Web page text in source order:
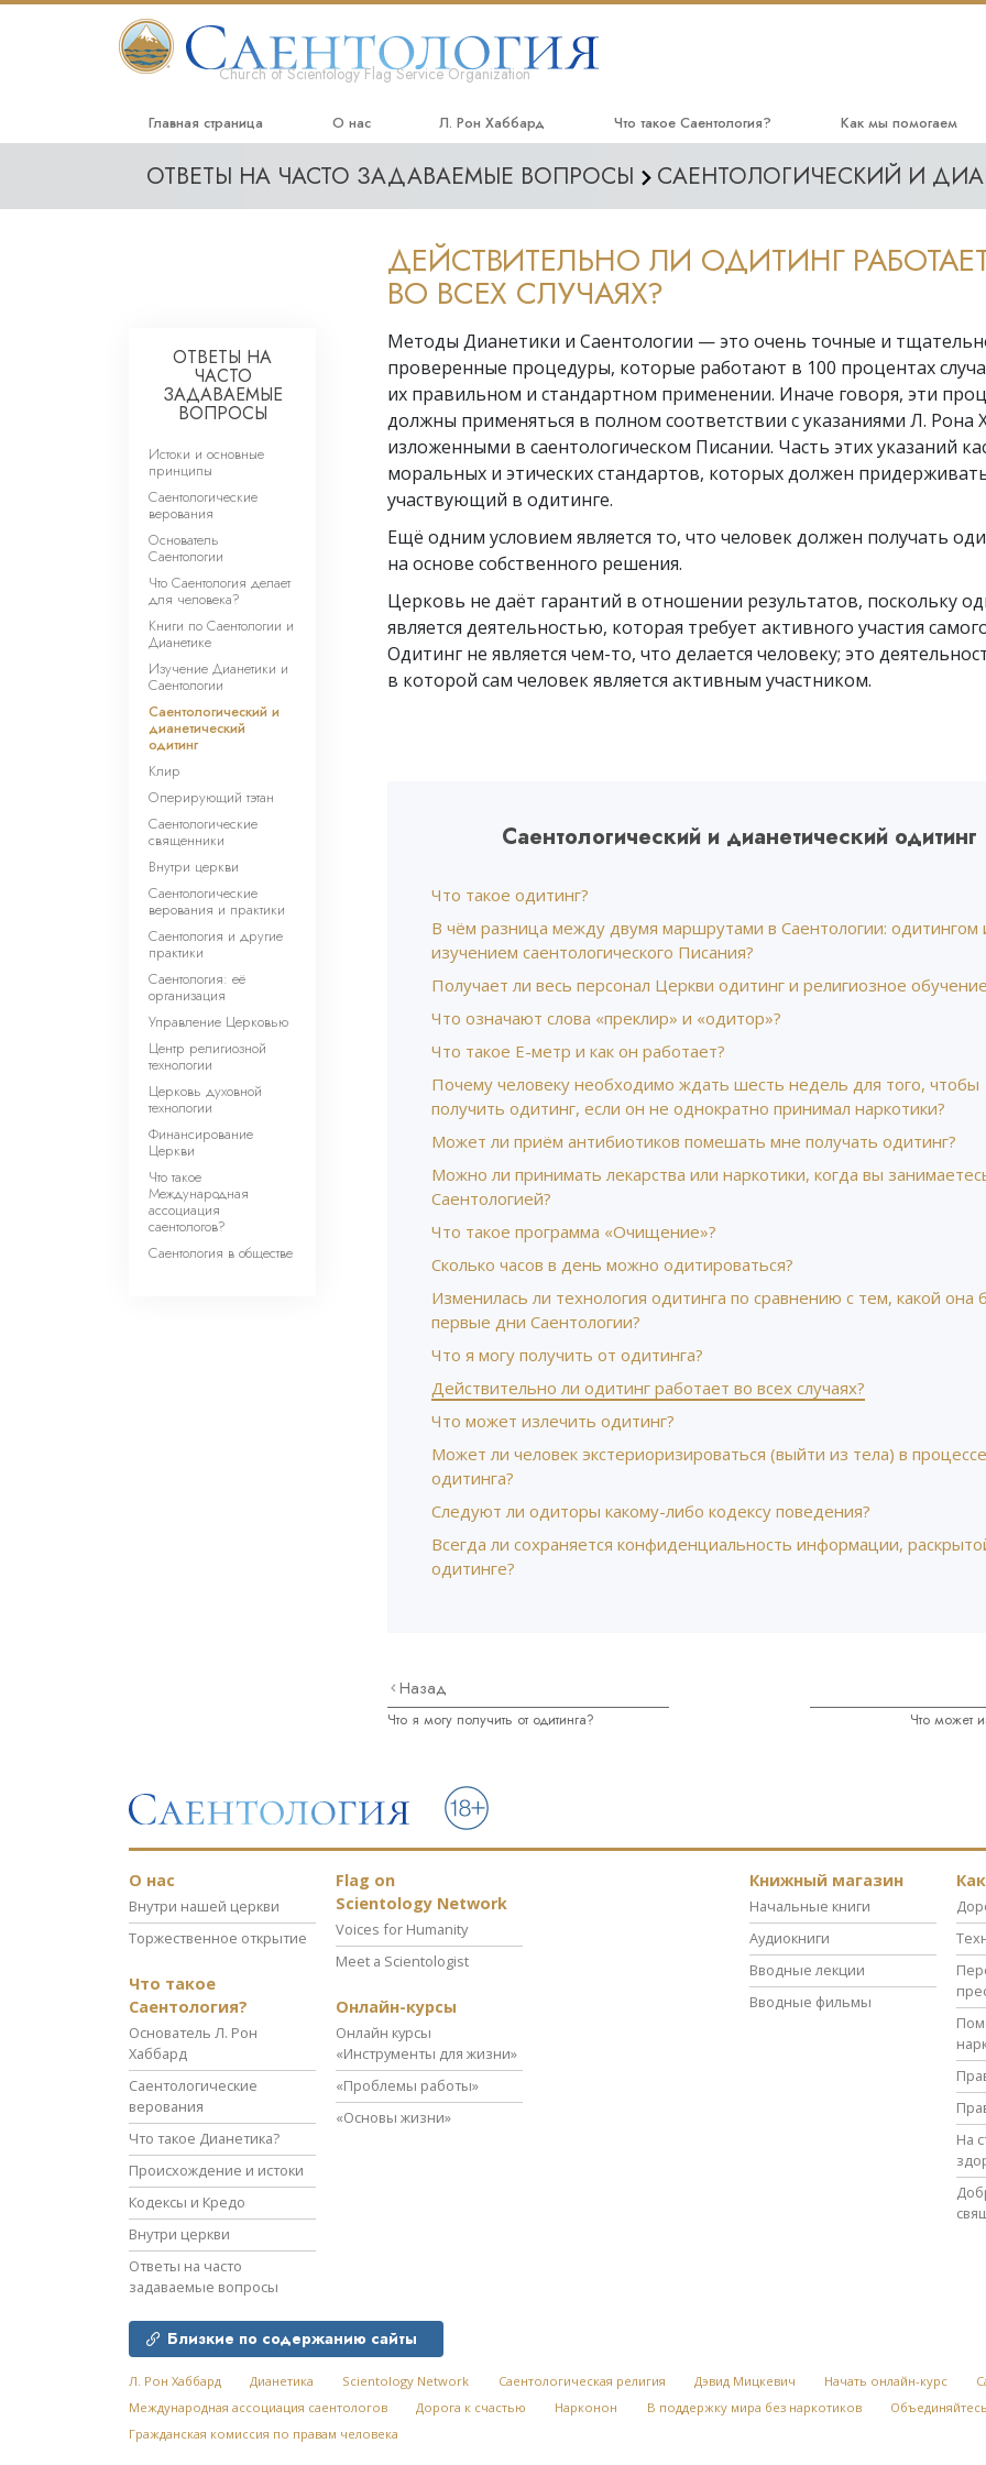
Church of Scientology Flag Service Organization
Главная страница О нас Л. Рон Хаббард Что такое Саентология?
Верования и практики
Что саентологи говорят о
Саентологии
Внутри церкви
Основные принципы Саентологии
Введение в Дианетику
Любовь и ненависть.
Что такое величие?
Как мы помогаем
Дорога к счастью
Криминон
Правда о наркотиках
Объединяйтесь за
Гражданская
Cаентологические
cвященники
ОТВЕТЫ НА ЧАСТО ЗАДАВАЕМЫЕ ВОПРОСЫ САЕНТОЛОГИЧЕСКИЙ И
ДЕЙСТВИТЕЛЬНО ЛИ ОДИТИНГ
ВО ВСЕХ СЛУЧАЯХ?
Методы Дианетики и Саентологии — это очень точные и
проверенные процедуры, которые работают в 100 процентах
их правильном и стандартном применении. Иначе говоря, эти
должны применяться в полном соответствии с указаниями Л. Рона
изложенными в саентологическом Писании. Часть этих указаний
моральных и этических стандартов, которых должен
участвующий в одитинге.
Ещё одним условием является то, что человек должен получать
на основе собственного решения.
Церковь не даёт гарантий в отношении результатов, поскольку
является деятельностью, которая требует активного участия
Одитинг не является чем-то, что делается человеку; это
в которой сам человек является активным участником.
Саентологический и дианетический одитинг
Что такое одитинг?
В чём разница между двумя маршрутами в Саентологии: одитингом
изучением саентологического Писания?
Получает ли весь персонал Церкви одитинг и религиозное
Что означают слова «преклир» и «одитор»?
Что такое Е-метр и как он работает?
Почему человеку необходимо ждать шесть недель для того, чтобы
получить одитинг, если он не однократно принимал наркотики?
Может ли приём антибиотиков помешать мне получать одитинг?
Можно ли принимать лекарства или наркотики, когда вы
Саентологией?
Что такое программа «Очищение»?
Сколько часов в день можно одитироваться?
Изменилась ли технология одитинга по сравнению с тем, какой она
первые дни Саентологии?
Что я могу получить от одитинга?
Действительно ли одитинг работает во всех случаях?
Что может излечить одитинг?
Может ли человек экстериоризироваться (выйти из тела) в процессе
одитинга?
Следуют ли одиторы какому-либо кодексу поведения?
Всегда ли сохраняется конфиденциальность информации,
одитинге?
Назад
Что я могу получить от одитинга? Что может
ОТВЕТЫ НА
ЧАСТО
ЗАДАВАЕМЫЕ
ВОПРОСЫ
Истоки и основные
принципы
Саентологические
верования
Основатель
Саентологии
Что Саентология делает
для человека?
Книги по Саентологии и
Дианетике
Изучение Дианетики и
Саентологии
Саентологический и
дианетический
одитинг
Клир
Оперирующий тэтан
Саентологические
священники
Внутри церкви
Саентологические
верования и практики
Саентология и другие
практики
Саентология: её
организация
Управление Церковью
Центр религиозной
технологии
Церковь духовной
технологии
Финансирование
Церкви
Что такое
Международная
ассоциация
саентологов?
Саентология в обществе
О нас
Внутри нашей церкви
Торжественное открытие
Что такое
Саентология?
Основатель Л. Рон
Хаббард
Саентологические
верования
Что такое Дианетика?
Происхождение и истоки
Кодексы и Кредо
Внутри церкви
Ответы на часто
задаваемые вопросы
Flag on
Scientology Network
Voices for Humanity
Meet a Scientologist
Онлайн-курсы
Онлайн курсы
«Инструменты для жизни»
«Проблемы работы»
«Основы жизни»
Книжный магазин
Начальные книги
Аудиокниги
Вводные лекции
Вводные фильмы
На
Близкие по содержанию сайты
Л. Рон Хаббард Дианетика Scientology Network Саентологическая религия Дэвид Мицкевич Начать онлайн-курс
Международная ассоциация саентологов
Дорога к счастью Нарконон В поддержку мира без наркотиков
Гражданская комиссия по правам человека